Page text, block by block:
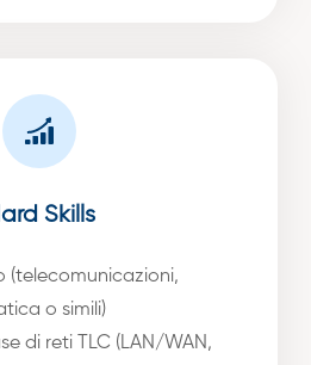
Skills
(telecomunicazioni,
o simili)
di reti TLC (LAN/WAN,